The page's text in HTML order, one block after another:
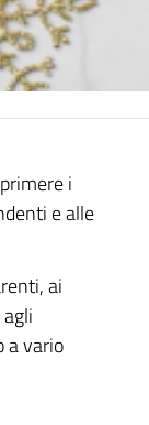
i
e alle
ai
a vario